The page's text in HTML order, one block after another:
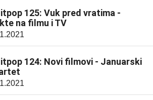
125: Vuk pred vratima -
na filmu i TV
124: Novi filmovi - Januarski